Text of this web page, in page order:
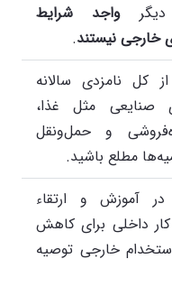
دیگر واجد شرایط
خارجی نیستند.
۲۵٪ از کل نامزدی سالانه
صنایعی مثل غذا،
و حمل‌ونقل
مطلع باشید.
در آموزش و ارتقاء
داخلی برای کاهش
خارجی توصیه